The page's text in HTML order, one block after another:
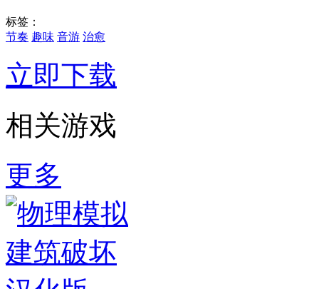
标签：
节奏 趣味 音游 治愈
立即下载
相关游戏
更多